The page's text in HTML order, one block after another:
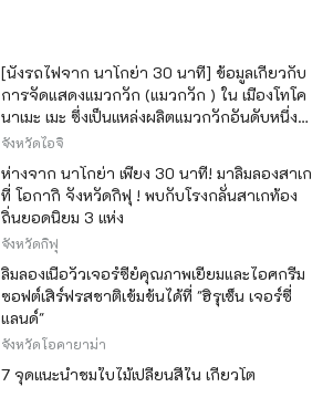
[นั่งรถไฟจาก นาโกย่า 30 นาที] ข้อมูลเกี่ยวกับ
การจัดแสดงแมวกวัก (แมวกวัก ) ใน เมืองโทโค
นาเมะ เมะ ซึ่งเป็นแหล่งผลิตแมวกวักอันดับหนึ่ง
ของญี่ปุ่น
จังหวัดไอจิ
ห่างจาก นาโกย่า เพียง 30 นาที! มาลิ้มลองสาเก
ที่ โอกากิ จังหวัดกิฟุ ! พบกับโรงกลั่นสาเกท้อง
ถิ่นยอดนิยม 3 แห่ง
จังหวัดกิฟุ
ลิ้มลองเนื้อวัวเจอร์ซีย์คุณภาพเยี่ยมและไอศกรีม
ซอฟต์เสิร์ฟรสชาติเข้มข้นได้ที่ "ฮิรุเซ็น เจอร์ซี่
แลนด์"
จังหวัดโอคายาม่า
7 จุดแนะนำชมใบไม้เปลี่ยนสีใน เกียวโต